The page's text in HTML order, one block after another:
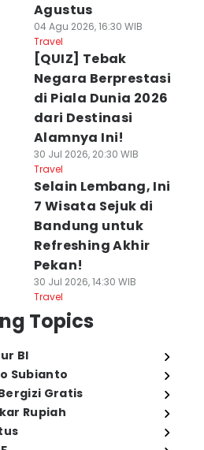
Agustus
04 Agu 2026, 16:30 WIB
Travel
[QUIZ] Tebak
Negara Berprestasi
di Piala Dunia 2026
dari Destinasi
Alamnya Ini!
30 Jul 2026, 20:30 WIB
Travel
Selain Lembang, Ini
7 Wisata Sejuk di
Bandung untuk
Refreshing Akhir
Pekan!
30 Jul 2026, 14:30 WIB
Travel
Topics
BI
Subianto
Gratis
Rupiah